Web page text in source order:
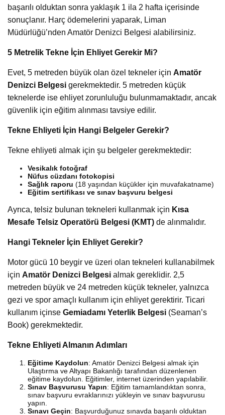
başarılı olduktan sonra yaklaşık 1 ila 2 hafta içerisinde
sonuçlanır. Harç ödemelerini yaparak, Liman
Müdürlüğü’nden Amatör Denizci Belgesi alabilirsiniz.
5 Metrelik Tekne İçin Ehliyet Gerekir Mi?
Evet, 5 metreden büyük olan özel tekneler için Amatör
Denizci Belgesi gerekmektedir. 5 metreden küçük
teknelerde ise ehliyet zorunluluğu bulunmamaktadır, ancak
güvenlik için eğitim alınması tavsiye edilir.
Tekne Ehliyeti İçin Hangi Belgeler Gerekir?
Tekne ehliyeti almak için şu belgeler gerekmektedir:
Vesikalık fotoğraf
Nüfus cüzdanı fotokopisi
Sağlık raporu (18 yaşından küçükler için muvafakatname)
Eğitim sertifikası ve sınav başvuru belgesi
Ayrıca, telsiz bulunan tekneleri kullanmak için Kısa
Mesafe Telsiz Operatörü Belgesi (KMT) de alınmalıdır.
Hangi Tekneler İçin Ehliyet Gerekir?
Motor gücü 10 beygir ve üzeri olan tekneleri kullanabilmek
için Amatör Denizci Belgesi almak gereklidir. 2,5
metreden büyük ve 24 metreden küçük tekneler, yalnızca
gezi ve spor amaçlı kullanım için ehliyet gerektirir. Ticari
kullanım içinse Gemiadamı Yeterlik Belgesi (Seaman’s
Book) gerekmektedir.
Tekne Ehliyeti Almanın Adımları
Eğitime Kaydolun: Amatör Denizci Belgesi almak için
Ulaştırma ve Altyapı Bakanlığı tarafından düzenlenen
eğitime kaydolun. Eğitimler, internet üzerinden yapılabilir.
Sınav Başvurusu Yapın: Eğitim tamamlandıktan sonra,
sınav başvuru evraklarınızı yükleyin ve sınav başvurusu
yapın.
Sınavı Geçin: Başvurduğunuz sınavda başarılı olduktan